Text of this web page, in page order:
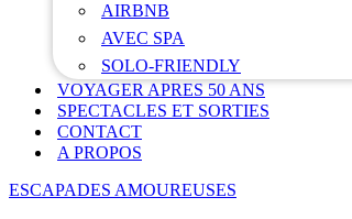
AIRBNB
AVEC SPA
SOLO-FRIENDLY
VOYAGER APRES 50 ANS
SPECTACLES ET SORTIES
CONTACT
A PROPOS
ESCAPADES AMOUREUSES